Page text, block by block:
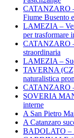
CATANZARO
Fiume Busento
LAMEZIA –
per trasformare
CATANZARO
straordinaria
LAMEZIA –
TAVERNA
naturalistica
CATANZARO
SOVERIA
interne
A San Pietro
A Catanzaro
BADOLATO –